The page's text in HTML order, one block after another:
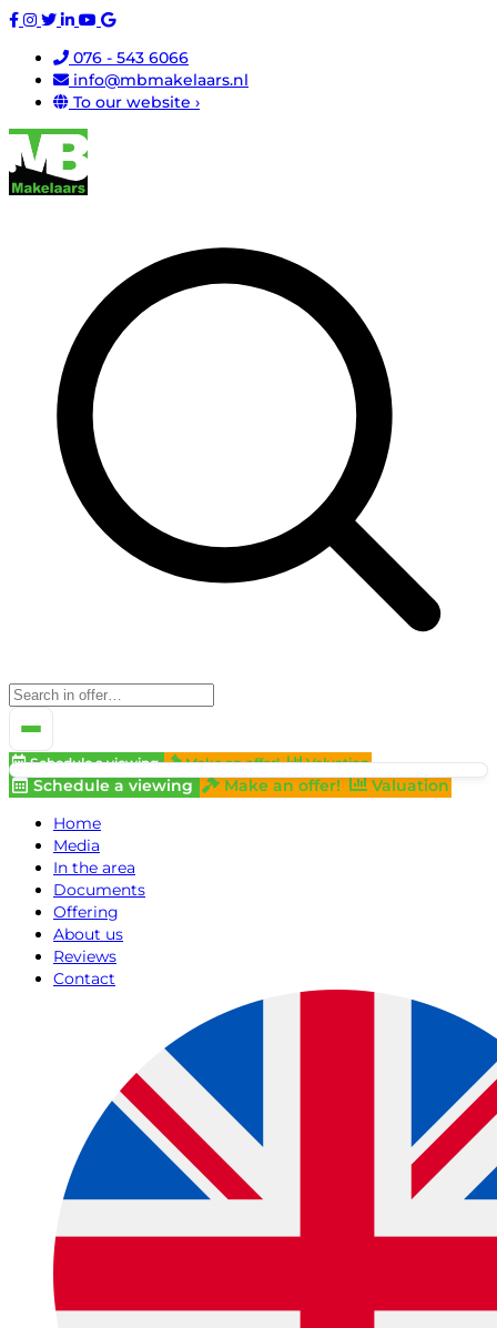
076 - 543 6066
info@mbmakelaars.nl
To our website ›
Schedule a viewing Make an offer! Valuation
Schedule a viewing Make an offer!
Valuation
Home
Media
In the area
Documents
Offering
About us
Reviews
Contact